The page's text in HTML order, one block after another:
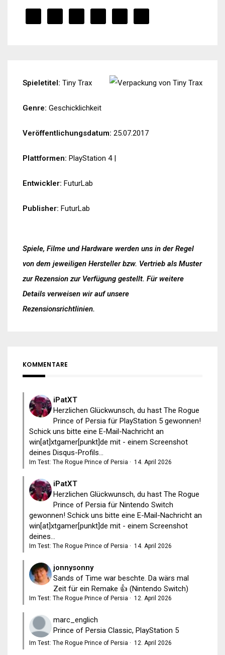
Spieletitel: Tiny Trax
Genre: Geschicklichkeit
Veröffentlichungsdatum: 25.07.2017
Plattformen: PlayStation 4|
Entwickler: FuturLab
Publisher: FuturLab
Spiele, Filme und Hardware werden uns in der Regel
von dem jeweiligen Hersteller bzw. Vertrieb als Muster
zur Rezension zur Verfügung gestellt. Für weitere
Details verweisen wir auf unsere
Rezensionsrichtlinien.
KOMMENTARE
iPatXT
Herzlichen Glückwunsch, du hast The Rogue
Prince of Persia für PlayStation 5 gewonnen!
Schick uns bitte eine E-Mail-Nachricht an
win[at]xtgamer[punkt]de mit - einem Screenshot
deines Disqus-Profils...
Im Test: The Rogue Prince of Persia · 14. April 2026
iPatXT
Herzlichen Glückwunsch, du hast The Rogue
Prince of Persia für Nintendo Switch
gewonnen! Schick uns bitte eine E-Mail-Nachricht an
win[at]xtgamer[punkt]de mit - einem Screenshot
deines...
Im Test: The Rogue Prince of Persia · 14. April 2026
jonnysonny
Sands of Time war beschte. Da wärs mal
Zeit für ein Remake 👍 (Nintendo Switch)
Im Test: The Rogue Prince of Persia · 12. April 2026
marc_englich
Prince of Persia Classic, PlayStation 5
Im Test: The Rogue Prince of Persia · 12. April 2026